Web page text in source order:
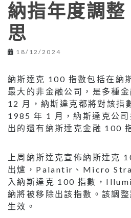
納指年度調
思
18/12/2024
納斯達克 100 指數包括在納
最大的非金融公司，是多種
12 月，納斯達克都將對該指
1985 年 1 月，納斯達克公
出的還有納斯達克金融 100
上周納斯達克宣佈納斯達克
出爐，Palantir、Micro
入納斯達克 100 指數，
納將被移除出該指數。該調
生效。